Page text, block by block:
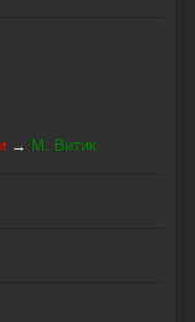
→ М. Витик